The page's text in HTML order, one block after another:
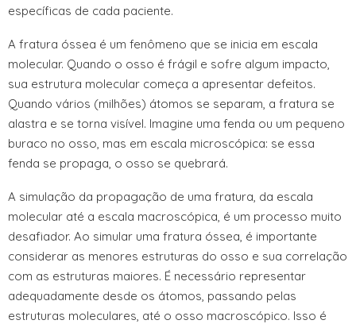
específicas de cada paciente.
A fratura óssea é um fenômeno que se inicia em escala
molecular. Quando o osso é frágil e sofre algum impacto,
sua estrutura molecular começa a apresentar defeitos.
Quando vários (milhões) átomos se separam, a fratura se
alastra e se torna visível. Imagine uma fenda ou um pequeno
buraco no osso, mas em escala microscópica: se essa
fenda se propaga, o osso se quebrará.
A simulação da propagação de uma fratura, da escala
molecular até a escala macroscópica, é um processo muito
desafiador. Ao simular uma fratura óssea, é importante
considerar as menores estruturas do osso e sua correlação
com as estruturas maiores. É necessário representar
adequadamente desde os átomos, passando pelas
estruturas moleculares, até o osso macroscópico. Isso é